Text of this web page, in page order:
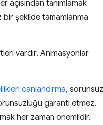
açısından tanımlamak
bir şekilde tamamlanma
vardır. Animasyonlar
canlandırma, sorunsuz
garanti etmez.
her zaman önemlidir.